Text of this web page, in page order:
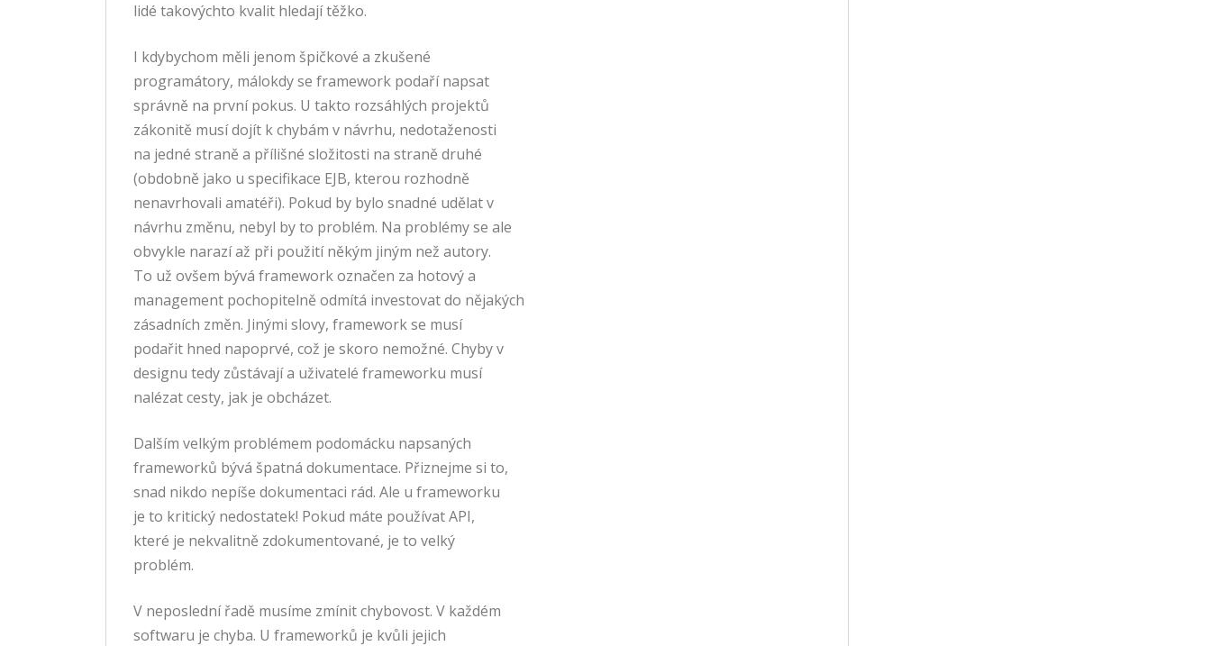
lidé takovýchto kvalit hledají těžko.
I kdybychom měli jenom špičkové a zkušené
programátory, málokdy se framework podaří napsat
správně na první pokus. U takto rozsáhlých projektů
zákonitě musí dojít k chybám v návrhu, nedotaženosti
na jedné straně a přílišné složitosti na straně druhé
(obdobně jako u specifikace EJB, kterou rozhodně
nenavrhovali amatéři). Pokud by bylo snadné udělat v
návrhu změnu, nebyl by to problém. Na problémy se ale
obvykle narazí až při použití někým jiným než autory.
To už ovšem bývá framework označen za hotový a
management pochopitelně odmítá investovat do nějakých
zásadních změn. Jinými slovy, framework se musí
podařit hned napoprvé, což je skoro nemožné. Chyby v
designu tedy zůstávají a uživatelé frameworku musí
nalézat cesty, jak je obcházet.
Dalším velkým problémem podomácku napsaných
frameworků bývá špatná dokumentace. Přiznejme si to,
snad nikdo nepíše dokumentaci rád. Ale u frameworku
je to kritický nedostatek! Pokud máte používat API,
které je nekvalitně zdokumentované, je to velký
problém.
V neposlední řadě musíme zmínit chybovost. V každém
softwaru je chyba. U frameworků je kvůli jejich